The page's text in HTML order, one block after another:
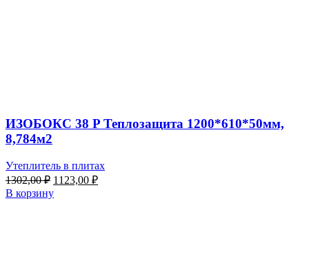
ИЗОБОКС 38 P Теплозащита 1200*610*50мм,
8,784м2
Утеплитель в плитах
1302,00₽ Первоначальная
цена
составляла
1123,00 ₽Текущая
В корзину